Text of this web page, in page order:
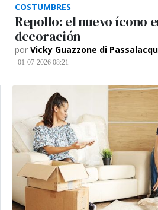
COSTUMBRES
Repollo: el nuevo ícono
decoración
por Vicky Guazzone di
01-07-2026 08:21